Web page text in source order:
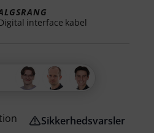
interface kabel
Sikkerhedsvarsler